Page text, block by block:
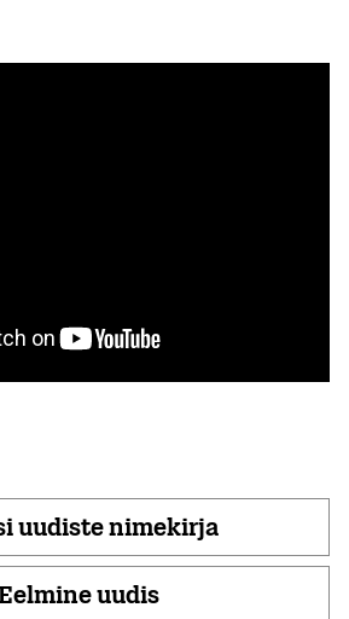
uudiste nimekirja
uudis